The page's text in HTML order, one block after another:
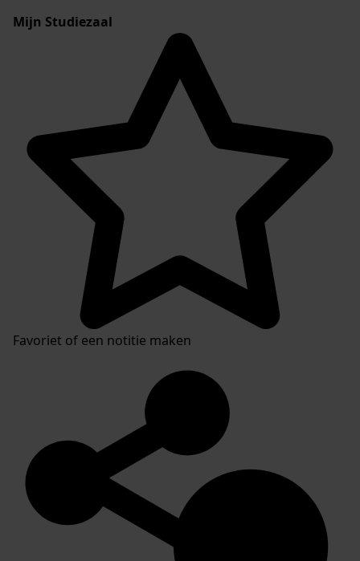
Mijn Studiezaal
Favoriet of een notitie maken